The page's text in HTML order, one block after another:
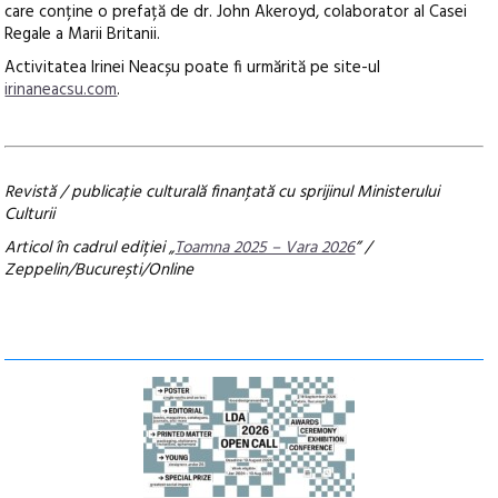
care conține o prefață de dr. John Akeroyd, colaborator al Casei
Regale a Marii Britanii.
Activitatea Irinei Neacșu poate fi urmărită pe site-ul
irinaneacsu.com.
Revistă / publicaţie culturală finanţată cu sprijinul Ministerului
Culturii
Articol în cadrul ediției „Toamna 2025 – Vara 2026” /
Zeppelin/București/Online